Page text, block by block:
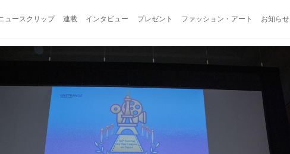
ュースクリップ 連載 インタビュー プレゼント ファッション・アート お知らせ